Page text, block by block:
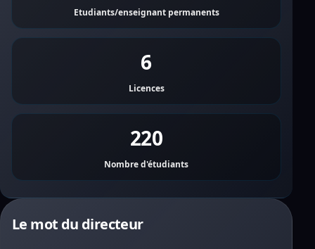
Etudiants/enseignant permanents
6
Licences
220
Nombre d'étudiants
Le mot du directeur